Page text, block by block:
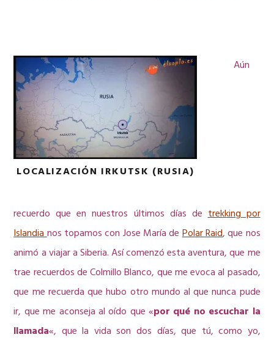
LOCALIZACIÓN IRKUTSK (RUSIA)
Aún
recuerdo que en nuestros últimos días detrekking por
Islandianos topamos con Jose María dePolar Raid, que nos
animó a viajar a Siberia. Así comenzó esta aventura, que me
trae recuerdos de Colmillo Blanco, que me evoca al pasado,
que me recuerda que hubo otro mundo al que nunca pude
ir, que me aconseja al oído que «por qué no escuchar la
llamada«, que la vida son dos días, que tú, como yo,